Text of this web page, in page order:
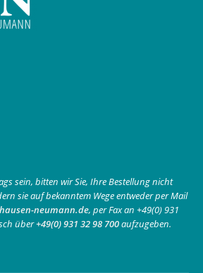
sein, bitten wir Sie, Ihre Bestellung nicht
sie auf bekanntem Wege entweder per Mail
neumann.de, per Fax an +49(0) 931
über+49(0) 931 32 98 700aufzugeben.